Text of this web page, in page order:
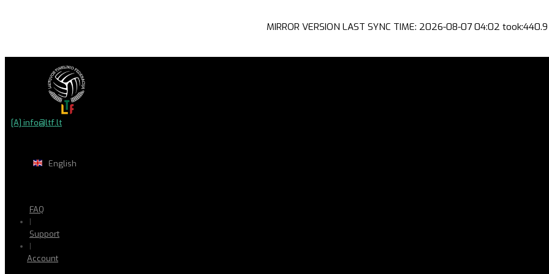
MIRROR VERSION LAST SYNC TIME: 2026-08-07 04:02
[A] info@ltf.lt
English
FAQ
|
Support
|
Account